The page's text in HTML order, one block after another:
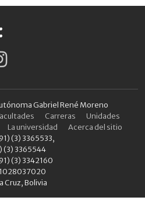
Gabriel René Moreno
Carreras
Unidades
La universidad
Acerca del sitio
(3) 3365533,
(3) 3365544
(3) 3342160
Cruz, Bolivia